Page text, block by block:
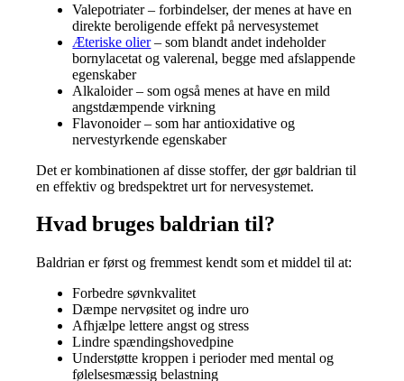
Valepotriater – forbindelser, der menes at have en
direkte beroligende effekt på nervesystemet
Æteriske olier– som blandt andet indeholder
bornylacetat og valerenal, begge med afslappende
egenskaber
Alkaloider – som også menes at have en mild
angstdæmpende virkning
Flavonoider – som har antioxidative og
nervestyrkende egenskaber
Det er kombinationen af disse stoffer, der gør baldrian til
en effektiv og bredspektret urt for nervesystemet.
Hvad bruges baldrian til?
Baldrian er først og fremmest kendt som et middel til at:
Forbedre søvnkvalitet
Dæmpe nervøsitet og indre uro
Afhjælpe lettere angst og stress
Lindre spændingshovedpine
Understøtte kroppen i perioder med mental og
følelsesmæssig belastning